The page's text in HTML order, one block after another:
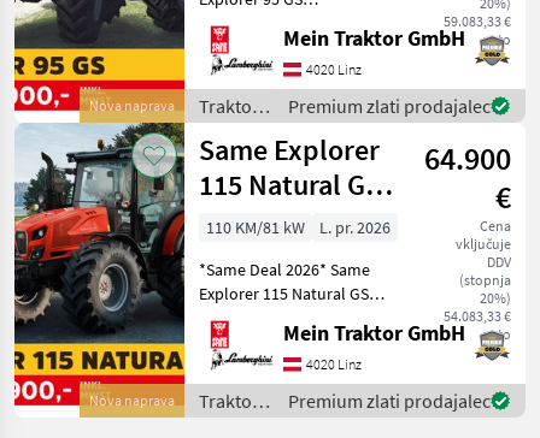
Nova naprava
59.083,33 €
neto
GRUNDAUSSATTUNG: -
FARMotion Stage V Motor -
Nennleistung: 90 PS - 4
Zylinder - Hubraum: 3849
cm³ - Felgen vorne und hin
Mein Traktor GmbH
4020 Linz
Traktor /
Same
Premium zlati prodajalec
Nova naprava
Same Explorer
115 Natural GS
(Stage V)
64.900
€
Cena
vključuje
DDV
(stopnja
20%)
54.083,33 €
neto
110 KM/81 kW
L. pr. 2026
*Same Deal 2026* Same
Explorer 115 Natural GS
GRUNDAUSSTATTUNG: -
FARMmotion 45 Stage V
Motor - Nennleistung: 110
PS - 4 Zylinder - Hubraum:
3849 cm³ - Manue
Mein Traktor GmbH
4020 Linz
Traktor /
Same
Premium zlati prodajalec